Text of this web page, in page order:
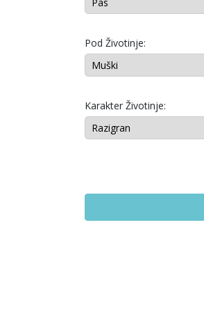
Pod Životinje:
Karakter Životinje: